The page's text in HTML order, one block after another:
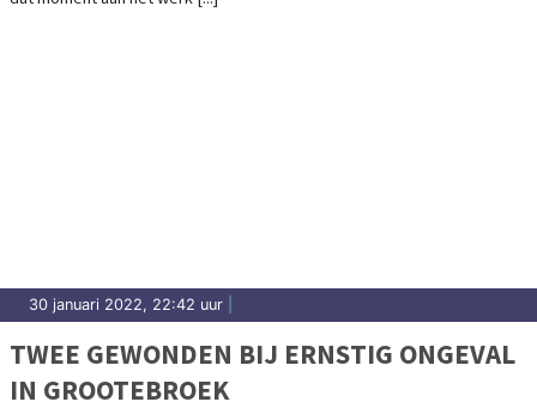
30 januari 2022, 22:42 uur
TWEE GEWONDEN BIJ ERNSTIG ONGEVAL
IN GROOTEBROEK